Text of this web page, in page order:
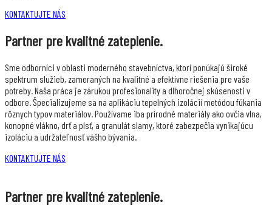
KONTAKTUJTE NÁS
Partner pre kvalitné zateplenie.
Sme odborníci v oblasti moderného stavebníctva, ktorí ponúkajú široké
spektrum služieb, zameraných na kvalitné a efektívne riešenia pre vaše
potreby. Naša práca je zárukou profesionality a dlhoročnej skúsenosti v
odbore. Špecializujeme sa na aplikáciu tepelných izolácií metódou fúkania
rôznych typov materiálov. Používame iba prírodné materiály ako ovčia vlna,
konopné vlákno, drť a plsť, a granulát slamy, ktoré zabezpečia vynikajúcu
izoláciu a udržateľnosť vášho bývania.
KONTAKTUJTE NÁS
Partner pre kvalitné zateplenie.